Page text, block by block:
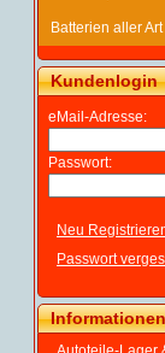
Batterien aller Art
Kundenlogin
eMail-Adresse:
Passwort:
Neu
Passwort
Informationen